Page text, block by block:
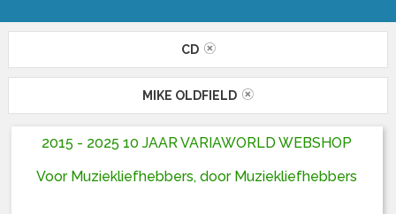
CD
MIKE OLDFIELD
2015 - 2025 10 JAAR VARIAWORLD WEBSHOP
Voor Muziekliefhebbers, door Muziekliefhebbers